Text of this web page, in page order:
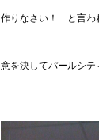
作りなさい！ と言わ
意を決してパールシ